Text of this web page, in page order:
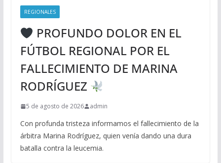
REGIONALES
PROFUNDO DOLOR EN EL
FÚTBOL REGIONAL POR EL
FALLECIMIENTO DE MARINA
RODRÍGUEZ
5 de agosto de 2026 admin
Con profunda tristeza informamos el fallecimiento de la
árbitra Marina Rodríguez, quien venía dando una dura
batalla contra la leucemia.